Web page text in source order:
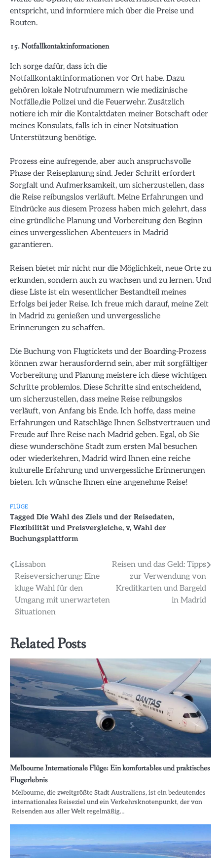
entspricht, und informiere mich über die Preise und
Routen.
15. Notfallkontaktinformationen
Ich sorge dafür, dass ich die
Notfallkontaktinformationen vor Ort habe. Dazu
gehören lokale Notrufnummern wie medizinische
Notfälle,die Polizei und die Feuerwehr. Zusätzlich
notiere ich mir die Kontaktdaten meiner Botschaft oder
meines Konsulats, falls ich in einer Notsituation
Unterstützung benötige.
Prozess eine aufregende, aber auch anspruchsvolle
Phase der Reiseplanung sind. Jeder Schritt erfordert
Sorgfalt und Aufmerksamkeit, um sicherzustellen, dass
die Reise reibungslos verläuft. Meine Erfahrungen und
Eindrücke aus diesem Prozess haben mich gelehrt, dass
eine gründliche Planung und Vorbereitung den Beginn
eines unvergesslichen Abenteuers in Madrid
garantieren.
Reisen bietet mir nicht nur die Möglichkeit, neue Orte zu
erkunden, sondern auch zu wachsen und zu lernen. Und
diese Liste ist ein wesentlicher Bestandteil meines
Erfolgs bei jeder Reise. Ich freue mich darauf, meine Zeit
in Madrid zu genießen und unvergessliche
Erinnerungen zu schaffen.
Die Buchung von Flugtickets und der Boarding-Prozess
können zwar herausfordernd sein, aber mit sorgfältiger
Vorbereitung und Planung meistere ich diese wichtigen
Schritte problemlos. Diese Schritte sind entscheidend,
um sicherzustellen, dass meine Reise reibungslos
verläuft, von Anfang bis Ende. Ich hoffe, dass meine
Erfahrungen und Ratschläge Ihnen Selbstvertrauen und
Freude auf Ihre Reise nach Madrid geben. Egal, ob Sie
diese wunderschöne Stadt zum ersten Mal besuchen
oder wiederkehren, Madrid wird Ihnen eine reiche
kulturelle Erfahrung und unvergessliche Erinnerungen
bieten. Ich wünsche Ihnen eine angenehme Reise!
FLÜGE
Tagged Die Wahl des Ziels und der Reisedaten,
Flexibilität und Preisvergleiche, v, Wahl der
Buchungsplattform
Beitragsnavigation
Lissabon
Reiseversicherung: Eine
kluge Wahl für den
Umgang mit unerwarteten
Situationen
Reisen und das Geld: Tipps
zur Verwendung von
Kreditkarten und Bargeld
in Madrid
Related Posts
Melbourne Internationale Flüge: Ein komfortables und praktisches
Flugerlebnis
Melbourne, die zweitgrößte Stadt Australiens, ist ein bedeutendes
internationales Reiseziel und ein Verkehrsknotenpunkt, der von
Reisenden aus aller Welt regelmäßig…